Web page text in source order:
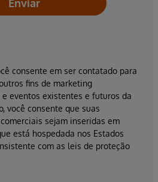
Enviar
consente em ser contatado para
fins de marketing
eventos existentes e futuros da
você consente que suas
sejam inseridas em
está hospedada nos Estados
com as leis de proteção